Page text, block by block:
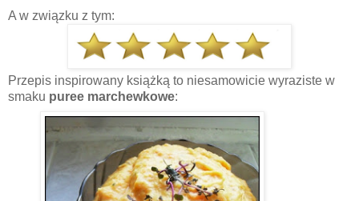
A w związku z tym:
Przepis inspirowany książką to niesamowicie wyraziste w
smaku puree marchewkowe: